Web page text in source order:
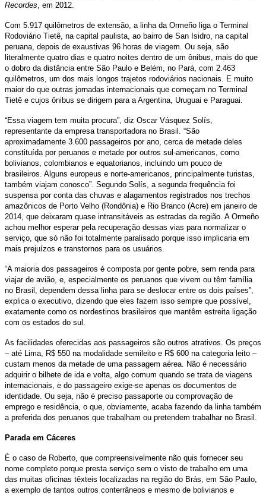
Recordes, em 2012.
Com 5.917 quilômetros de extensão, a linha da Ormeño liga o Terminal
Rodoviário Tietê, na capital paulista, ao bairro de San Isidro, na capital
peruana, depois de exaustivas 96 horas de viagem. Ou seja, são
literalmente quatro dias e quatro noites dentro de um ônibus, mais do que
o dobro da distância entre São Paulo e Belém, no Pará, com 2.463
quilômetros, um dos mais longos trajetos rodoviários nacionais. E muito
maior do que outras jornadas internacionais que começam no Terminal
Tietê e cujos ônibus se dirigem para a Argentina, Uruguai e Paraguai.
“Essa viagem tem muita procura”, diz Oscar Vásquez Solís,
representante da empresa transportadora no Brasil. “São
aproximadamente 3.600 passageiros por ano, cerca de metade deles
constituída por peruanos e metade por outros sul-americanos, como
bolivianos, colombianos e equatorianos, incluindo um pouco de
brasileiros. Alguns europeus e norte-americanos, principalmente turistas,
também viajam conosco”. Segundo Solís, a segunda frequência foi
suspensa por conta das chuvas e alagamentos registrados nos trechos
amazônicos de Porto Velho (Rondônia) e Rio Branco (Acre) em janeiro de
2014, que deixaram quase intransitáveis as estradas da região. A Ormeño
achou melhor esperar pela recuperação dessas vias para normalizar o
serviço, que só não foi totalmente paralisado porque isso implicaria em
mais prejuízos e transtornos para os usuários.
“A maioria dos passageiros é composta por gente pobre, sem renda para
viajar de avião, e, especialmente os peruanos que vivem ou têm família
no Brasil, dependem dessa linha para se deslocar entre os dois países”,
explica o executivo, dizendo que eles fazem isso sempre que possível,
exatamente como os nordestinos brasileiros que mantêm estreita ligação
com os estados do sul.
As facilidades oferecidas aos passageiros são outros atrativos. Os preços
– até Lima, R$ 550 na modalidade semileito e R$ 600 na categoria leito –
custam menos da metade de uma passagem aérea. Não é necessário
adquirir o bilhete de ida e volta, algo comum quando se trata de viagens
internacionais, e do passageiro exige-se apenas os documentos de
identidade. Ou seja, não é preciso passaporte ou comprovação de
emprego e residência, o que, obviamente, acaba fazendo da linha também
a preferida dos peruanos que trabalham ou pretendem trabalhar no Brasil.
Parada em Cáceres
É o caso de Roberto, que compreensivelmente não quis fornecer seu
nome completo porque presta serviço sem o visto de trabalho em uma
das muitas oficinas têxteis localizadas na região do Brás, em São Paulo,
a exemplo de tantos outros conterrâneos e mesmo de bolivianos e